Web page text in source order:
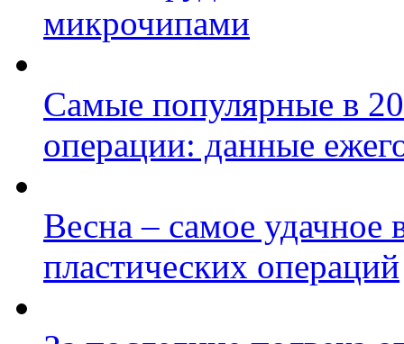
микрочипами
Самые популярные в
операции: данные
Весна – самое удачное
пластических операций